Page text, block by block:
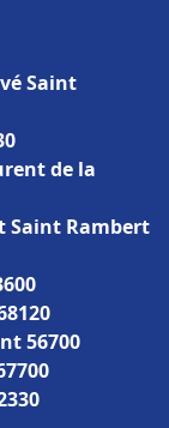
Saint
de la
Saint Rambert
56700